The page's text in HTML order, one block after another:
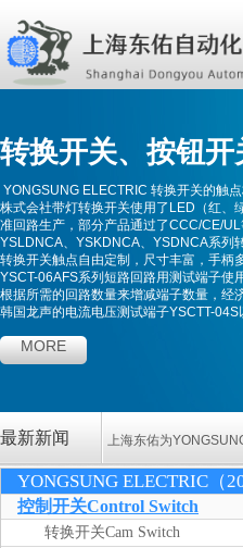
转换开关、按钮开
YONGSUNG ELECTRIC 转换开关的触
株式会社带灯转换开关使用了LED（红、
准回路生产，部分产品通过了CCC/CE/UL
YSLDNCA、YSKDNCA、YSDNCA系列
转换开关触点自由定制，尺寸丰富，手柄
YSCT-06AFS系列 短路回路用测试端子使
根据所需的回路数量来增减端子数量，经
韩国龙声的电流电压测试端子YSCTT-
MORE
上海东佑为
最新新闻
YONGSUNG ELECTRIC（
版）
控制开关Control Switch
转换开关Cam Switch